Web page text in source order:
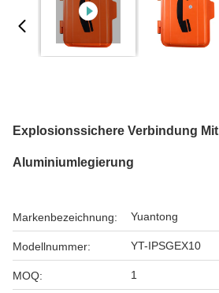
Explosionssichere Verbindung Mit
Aluminiumlegierung
Markenbezeichnung: Yuantong
Modellnummer: YT-IPSGEX10
MOQ: 1